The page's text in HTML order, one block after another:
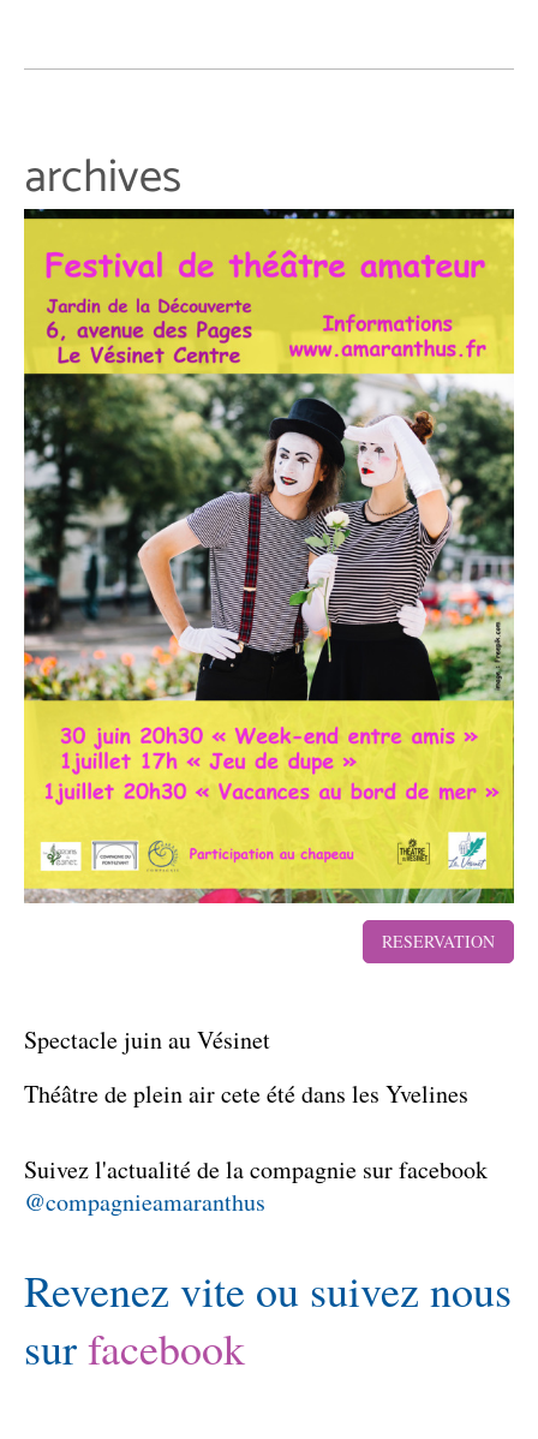
archives
RESERVATION
Spectacle juin au Vésinet
Théâtre de plein air cete été dans les Yvelines
Suivez l'actualité de la compagnie sur facebook
@compagnieamaranthus
Revenez vite ou suivez nous
surfacebook